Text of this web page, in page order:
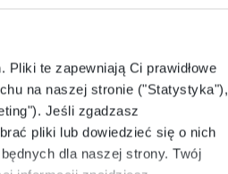
te zapewniają Ci prawidłowe
na naszej stronie ("Statystyka"),
Jeśli zgadzasz
pliki lub dowiedzieć się o nich
dla naszej strony. Twój